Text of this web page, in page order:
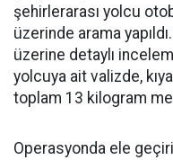
şehirlerarası yolcu
üzerinde arama
üzerine detaylı
yolcuya ait valizde,
toplam 13 kilogram
Operasyonda ele